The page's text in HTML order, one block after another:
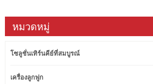
หมวดหมู่
โซลูชั่นเทิร์นคีย์ที่สมบูรณ์
เครื่องลูกฟูก